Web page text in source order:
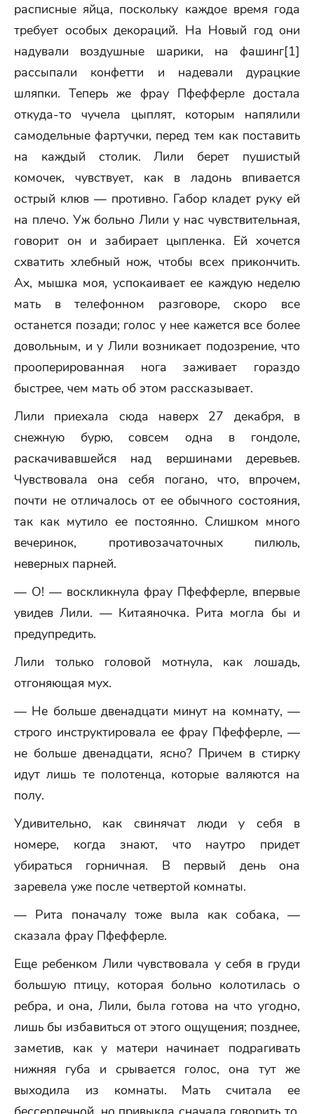
расписные яйца, поскольку каждое время года
требует особых декораций. На Новый год они
надували воздушные шарики, на фашинг[1]
рассыпали конфетти и надевали дурацкие
шляпки. Теперь же фрау Пфефферле достала
откуда-то чучела цыплят, которым напялили
самодельные фартучки, перед тем как поставить
на каждый столик. Лили берет пушистый
комочек, чувствует, как в ладонь впивается
острый клюв — противно. Габор кладет руку ей
на плечо. Уж больно Лили у нас чувствительная,
говорит он и забирает цыпленка. Ей хочется
схватить хлебный нож, чтобы всех прикончить.
Ах, мышка моя, успокаивает ее каждую неделю
мать в телефонном разговоре, скоро все
останется позади; голос у нее кажется все более
довольным, и у Лили возникает подозрение, что
прооперированная нога заживает гораздо
быстрее, чем мать об этом рассказывает.
Лили приехала сюда наверх 27 декабря, в
снежную бурю, совсем одна в гондоле,
раскачивавшейся над вершинами деревьев.
Чувствовала она себя погано, что, впрочем,
почти не отличалось от ее обычного состояния,
так как мутило ее постоянно. Слишком много
вечеринок, противозачаточных пилюль,
неверных парней.
— О! — воскликнула фрау Пфефферле, впервые
увидев Лили. — Китаяночка. Рита могла бы и
предупредить.
Лили только головой мотнула, как лошадь,
отгоняющая мух.
— Не больше двенадцати минут на комнату, —
строго инструктировала ее фрау Пфефферле, —
не больше двенадцати, ясно? Причем в стирку
идут лишь те полотенца, которые валяются на
полу.
Удивительно, как свинячат люди у себя в
номере, когда знают, что наутро придет
убираться горничная. В первый день она
заревела уже после четвертой комнаты.
— Рита поначалу тоже выла как собака, —
сказала фрау Пфефферле.
Еще ребенком Лили чувствовала у себя в груди
большую птицу, которая больно колотилась о
ребра, и она, Лили, была готова на что угодно,
лишь бы избавиться от этого ощущения; позднее,
заметив, как у матери начинает подрагивать
нижняя губа и срывается голос, она тут же
выходила из комнаты. Мать считала ее